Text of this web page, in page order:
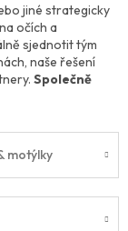
jiné strategicky
očích a
sjednotit tým
naše řešení
Společně
motýlky